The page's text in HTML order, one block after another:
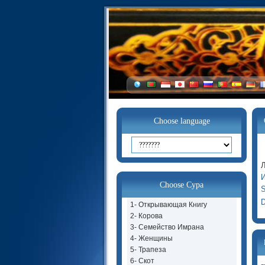
Choose language
Choose Сура
1- Открывающая Книгу
2- Корова
3- Семейство Имрана
4- Женщины
5- Трапеза
6- Скот